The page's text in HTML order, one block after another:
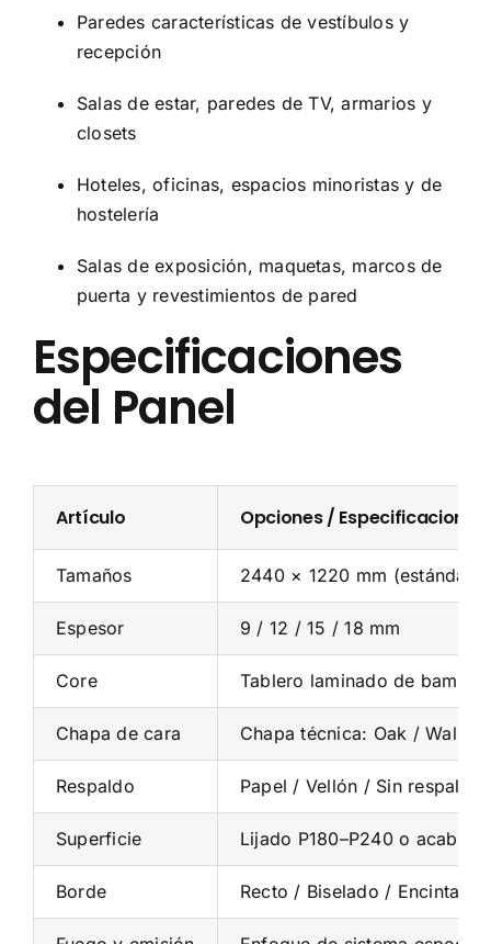
Paredes características de vestíbulos y
recepción
Salas de estar, paredes de TV, armarios y
closets
Hoteles, oficinas, espacios minoristas y de
hostelería
Salas de exposición, maquetas, marcos de
puerta y revestimientos de pared
Especificaciones
del Panel
Artículo Opciones / Especificaciones
Tamaños 2440 × 1220 mm
Espesor 9 / 12 / 15 / 18 mm
Core Tablero laminado de bambú
Chapa de cara Chapa técnica: Oak /
Respaldo Papel / Vellón / Sin respaldo
Superficie Lijado P180–P240 o
Borde Recto / Biselado / Encintado